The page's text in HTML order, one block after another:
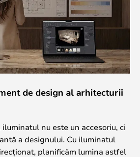
de design al arhitecturii
nu este un accesoriu, ci
a designului. Cu iluminatul
planificăm lumina astfel